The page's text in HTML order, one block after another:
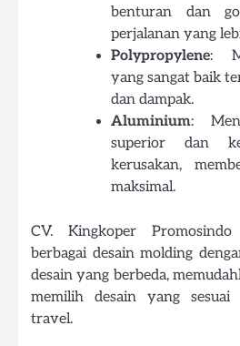
benturan dan
perjalanan yang
Polypropylene:
yang sangat baik
dan dampak.
Aluminium:
superior dan
kerusakan,
maksimal.
CV. Kingkoper
berbagai desain molding
desain yang berbeda,
memilih desain yang sesuai
travel.